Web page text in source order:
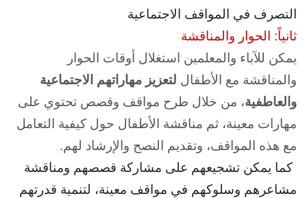
التصرف في المواقف الاجتماعية
ثانياً: الحوار والمناقشة
يمكن للآباء والمعلمين استغلال أوقات الحوار
والمناقشة مع الأطفال لتعزيز مهاراتهم الاجتماعية
والعاطفية، من خلال طرح مواقف وقصص تحتوي على
مهارات معينة، ثم مناقشة الأطفال حول كيفية التعامل
مع هذه المواقف، وتقديم النصح والإرشاد لهم.
كما يمكن تشجيعهم على مشاركة قصصهم ومناقشة
مشاعرهم وسلوكهم في مواقف معينة، لتنمية قدرتهم